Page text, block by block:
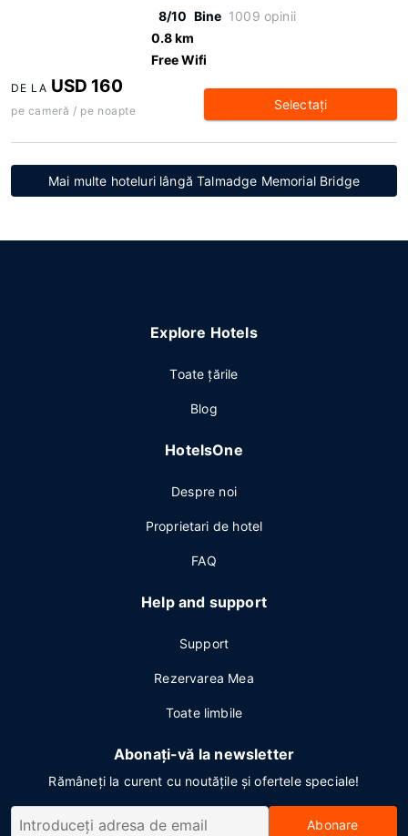
8/10 Bine 1009 opinii
0.8 km
Free Wifi
DE LA USD 160
pe cameră / pe noapte Selectaţi
Mai multe hoteluri lângă Talmadge Memorial Bridge
Explore Hotels
Toate ţările
Blog
HotelsOne
Despre noi
Proprietari de hotel
FAQ
Help and support
Support
Rezervarea Mea
Toate limbile
Abonați-vă la newsletter
Rămâneți la curent cu noutățile și ofertele speciale!
Abonare